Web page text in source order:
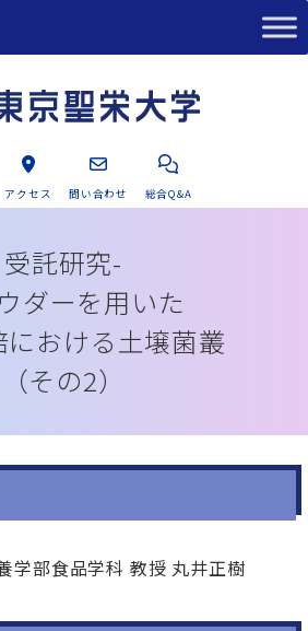
アクセス 問い合わせ 総合Q&A
受託研究-
ダーを用いた
おける 土壌菌叢
（その2）
学部食品学科 教授 丸井正樹